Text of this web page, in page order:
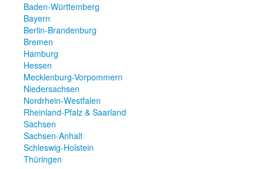
Baden-Württemberg
Bayern
Berlin-Brandenburg
Bremen
Hamburg
Hessen
Mecklenburg-Vorpommern
Niedersachsen
Nordrhein-Westfalen
Rheinland-Pfalz & Saarland
Sachsen
Sachsen-Anhalt
Schleswig-Holstein
Thüringen